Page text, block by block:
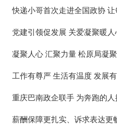
快递小哥首次走进全国政协
党建引领促发展 关爱凝聚暖
凝聚人心 汇聚力量 松原局凝
工作有尊严 生活有温度 发展
重庆巴南政企联手 为奔跑的人
薪酬保障更扎实、诉求表达更